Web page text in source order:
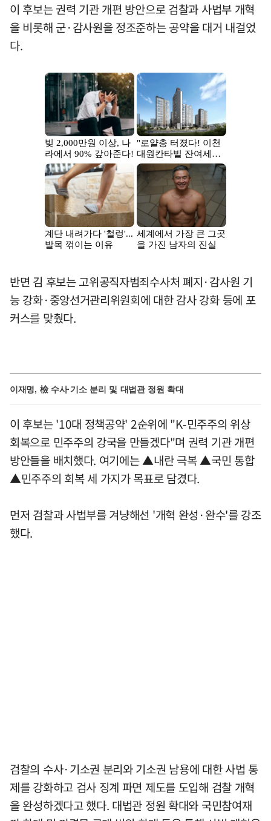
이 후보는 권력 기관 개편 방안으로 검찰과 사법부 개혁
을 비롯해 군·감사원을 정조준하는 공약을 대거 내걸었
다.
반면 김 후보는 고위공직자범죄수사처 폐지·감사원 기
능 강화·중앙선거관리위원회에 대한 감사 강화 등에 포
커스를 맞췄다.
이재명, 檢 수사·기소 분리 및 대법관 정원 확대
이 후보는 '10대 정책공약' 2순위에 "K-민주주의 위상
회복으로 민주주의 강국을 만들겠다"며 권력 기관 개편
방안들을 배치했다. 여기에는 ▲내란 극복 ▲국민 통합
▲민주주의 회복 세 가지가 목표로 담겼다.
먼저 검찰과 사법부를 겨냥해선 '개혁 완성·완수'를 강조
했다.
검찰의 수사·기소권 분리와 기소권 남용에 대한 사법 통
제를 강화하고 검사 징계 파면 제도를 도입해 검찰 개혁
을 완성하겠다고 했다. 대법관 정원 확대와 국민참여재